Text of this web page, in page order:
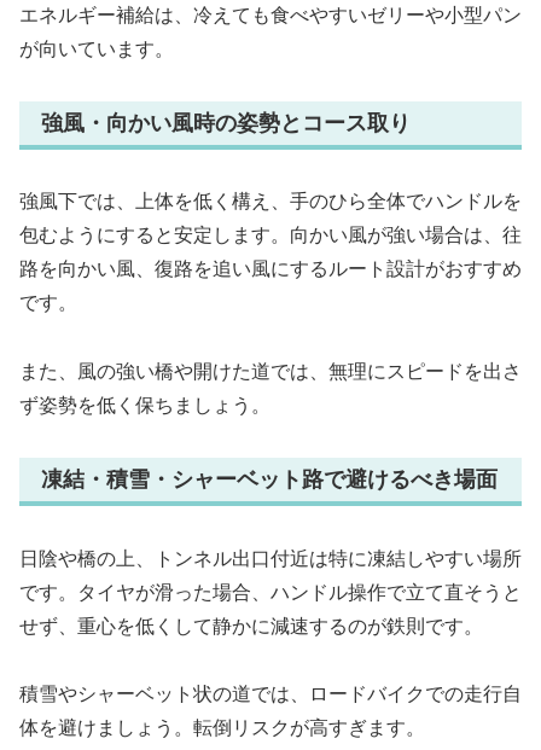
エネルギー補給は、冷えても食べやすいゼリーや小型パン
が向いています。
強風・向かい風時の姿勢とコース取り
強風下では、上体を低く構え、手のひら全体でハンドルを
包むようにすると安定します。向かい風が強い場合は、往
路を向かい風、復路を追い風にするルート設計がおすすめ
です。
また、風の強い橋や開けた道では、無理にスピードを出さ
ず姿勢を低く保ちましょう。
凍結・積雪・シャーベット路で避けるべき場面
日陰や橋の上、トンネル出口付近は特に凍結しやすい場所
です。タイヤが滑った場合、ハンドル操作で立て直そうと
せず、重心を低くして静かに減速するのが鉄則です。
積雪やシャーベット状の道では、ロードバイクでの走行自
体を避けましょう。転倒リスクが高すぎます。